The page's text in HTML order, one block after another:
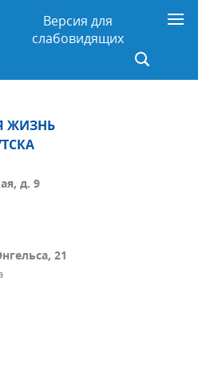
Версия для
слабовидящих
ЖИЗНЬ
д. 9
21